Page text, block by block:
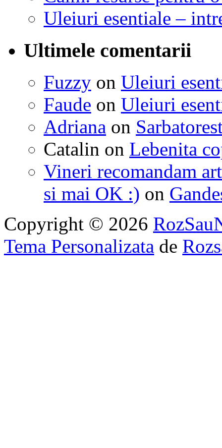
Uleiuri esentiale –
Ultimele comentarii
Fuzzy on Uleiuri
Faude on Uleiuri
Adriana on
Catalin on Lebenita
Vineri recomandam
si mai OK :) on
Copyright © 2026
Tema Personalizata de